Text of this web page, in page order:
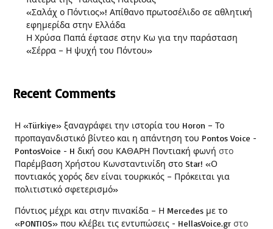
«Σαλάχ ο Πόντιος»! Απίθανο πρωτοσέλιδο σε αθλητική
εφημερίδα στην Ελλάδα
Η Χρύσα Παπά έφτασε στην Κω για την παράσταση
«Σέρρα – Η ψυχή του Πόντου»
Recent Comments
Η «Türkiye» ξαναγράφει την ιστορία του Horon – Το
προπαγανδιστικό βίντεο και η απάντηση του Pontos Voice -
PontosVoice - H δική σου ΚΑΘΑΡΗ Ποντιακή φωνή στο
Παρέμβαση Χρήστου Κωνσταντινίδη στο Star! «Ο
ποντιακός χορός δεν είναι τουρκικός – Πρόκειται για
πολιτιστικό σφετερισμό»
Πόντιος μέχρι και στην πινακίδα – Η Mercedes με το
«PONTIOS» που κλέβει τις εντυπώσεις - HellasVoice.gr στο